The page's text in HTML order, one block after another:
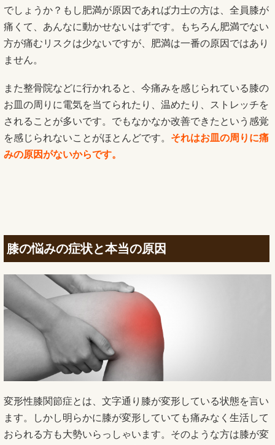
でしょうか？もし肥満が原因であれば力士の方は、全員膝が
痛くて、あんなに動かせないはずです。もちろん肥満でない
方が痛むリスクは少ないですが、肥満は一番の原因ではあり
ません。
また整骨院などに行かれると、今痛みを感じられている膝の
お皿の周りに電気を当てられたり、温めたり、ストレッチを
されることが多いです。でもなかなか改善できたという感覚
を感じられないことがほとんどです。 それはお皿の周りに痛
みの原因がないからです。
膝の悩みの症状と本当の原因
変形性膝関節症とは、文字通り膝が変形している状態を言い
ます。しかし明らかに膝が変形していても痛みなく生活して
おられる方も大勢いらっしゃいます。そのような方は膝が変